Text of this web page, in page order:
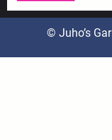
© Juho’s